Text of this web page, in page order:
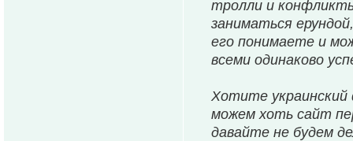
тролли и
заниматься
его понимаете и
всеми одинаково
Хотите украинский
можем хоть сайт
давайте не будем